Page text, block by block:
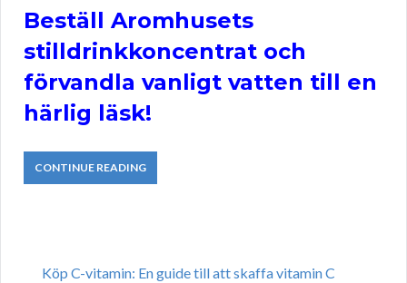
Beställ Aromhusets
stilldrinkkoncentrat och
förvandla vanligt vatten till en
härlig läsk!
CONTINUE READING
Köp C-vitamin: En guide till att skaffa vitamin C